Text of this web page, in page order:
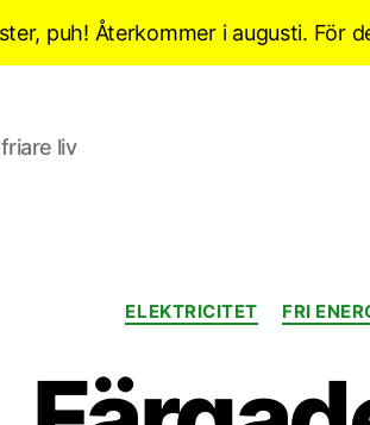
puh! Återkommer i augusti. För
liv
ELEKTRICITET FRI